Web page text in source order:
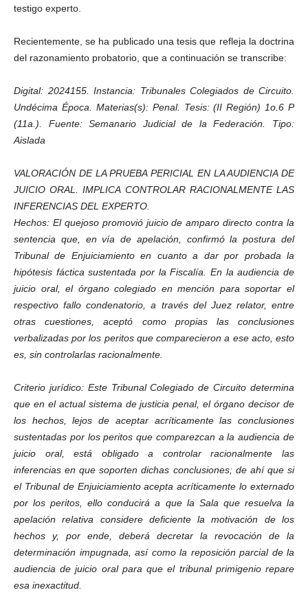
testigo experto.
Recientemente, se ha publicado una tesis que refleja la doctrina
del razonamiento probatorio, que a continuación se transcribe:
Digital: 2024155. Instancia: Tribunales Colegiados de Circuito.
Undécima Época. Materias(s): Penal. Tesis: (II Región) 1o.6 P
(11a.). Fuente: Semanario Judicial de la Federación. Tipo:
Aislada
VALORACIÓN DE LA PRUEBA PERICIAL EN LA AUDIENCIA DE
JUICIO ORAL. IMPLICA CONTROLAR RACIONALMENTE LAS
INFERENCIAS DEL EXPERTO.
Hechos: El quejoso promovió juicio de amparo directo contra la
sentencia que, en vía de apelación, confirmó la postura del
Tribunal de Enjuiciamiento en cuanto a dar por probada la
hipótesis fáctica sustentada por la Fiscalía. En la audiencia de
juicio oral, el órgano colegiado en mención para soportar el
respectivo fallo condenatorio, a través del Juez relator, entre
otras cuestiones, aceptó como propias las conclusiones
verbalizadas por los peritos que comparecieron a ese acto, esto
es, sin controlarlas racionalmente.
Criterio jurídico: Este Tribunal Colegiado de Circuito determina
que en el actual sistema de justicia penal, el órgano decisor de
los hechos, lejos de aceptar acríticamente las conclusiones
sustentadas por los peritos que comparezcan a la audiencia de
juicio oral, está obligado a controlar racionalmente las
inferencias en que soporten dichas conclusiones; de ahí que si
el Tribunal de Enjuiciamiento acepta acríticamente lo externado
por los peritos, ello conducirá a que la Sala que resuelva la
apelación relativa considere deficiente la motivación de los
hechos y, por ende, deberá decretar la revocación de la
determinación impugnada, así como la reposición parcial de la
audiencia de juicio oral para que el tribunal primigenio repare
esa inexactitud.